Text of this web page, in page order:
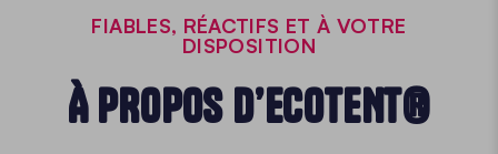
FIABLES, RÉACTIFS ET À VOTRE
DISPOSITION
À PROPOS D’ECOTENT®